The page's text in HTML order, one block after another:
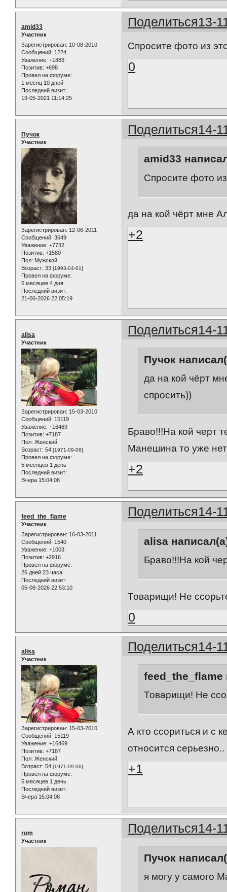
Поделиться13-
amid33
Участник
Зарегистрирован: 10-08-2010
Сообщений: 1224
Уважение: +1883
Позитив: +698
Провел на форуме:
1 месяц 10 дней
Последний визит:
19-05-2021 11:14:25
Спросите фото из
0
Поделиться14-
Пучок
Участник
Зарегистрирован: 12-06-2011
Сообщений: 3649
Уважение: +7732
Позитив: +1580
Пол: Мужской
Возраст: 33 [1993-04-01]
Провел на форуме:
5 месяцев 4 дня
Последний визит:
21-06-2026 22:05:19
amid33
Спросите фото
да на кой чёрт мне
+2
Поделиться14-
alisa
Участник
Зарегистрирован: 15-03-2010
Сообщений: 15119
Уважение: +16469
Позитив: +7187
Пол: Женский
Возраст: 54 [1971-09-06]
Провел на форуме:
5 месяцев 1 день
Последний визит:
Вчера 15:04:08
Пучок
да на кой чёрт
спросить))
Браво!!!На кой черт
Манешина то уже
+2
Поделиться14-
feed_the_flame
Участник
Зарегистрирован: 16-03-2011
Сообщений: 1540
Уважение: +1003
Позитив: +2916
Провел на форуме:
26 дней 23 часа
Последний визит:
05-08-2026 22:53:10
alisa
Браво!!!На кой
Товарищи! Не
0
Поделиться14-
alisa
Участник
Зарегистрирован: 15-03-2010
Сообщений: 15119
Уважение: +16469
Позитив: +7187
Пол: Женский
Возраст: 54 [1971-09-06]
Провел на форуме:
5 месяцев 1 день
Последний визит:
Вчера 15:04:08
feed_the_flame
Товарищи! Не
А кто ссориться и с
относится серьезно..
+1
Поделиться14-
rom
Участник
Пучок
я могу у самого